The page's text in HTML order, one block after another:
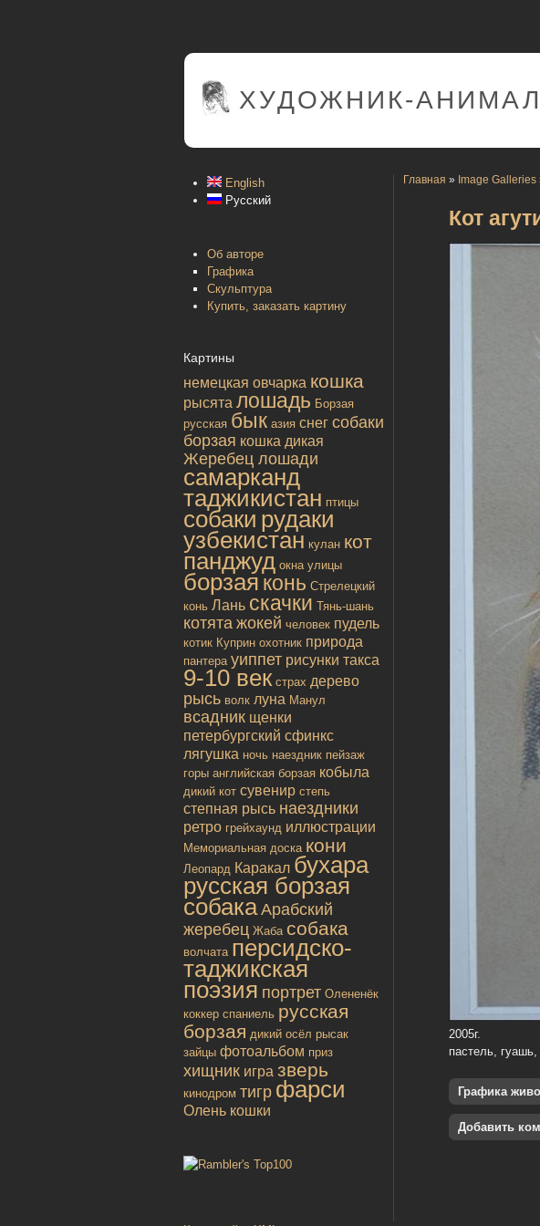
ХУДОЖНИК-
English
Русский
Об авторе
Графика
Скульптура
Купить, заказать картину
Картины
немецкая овчарка кошка
рысята лошадь Борзая
русская бык азия снег собаки
борзая кошка дикая
Жеребец лошади
самарканд
таджикистан птицы
собаки рудаки
узбекистан кулан кот
панджуд окна улицы
борзая конь Стрелецкий
конь Лань скачки Тянь-шань
котята жокей человек пудель
котик Куприн охотник природа
пантера уиппет рисунки такса
9-10 век страх дерево
рысь волк луна Манул
всадник щенки
петербургский сфинкс
лягушка ночь наездник пейзаж
горы английская борзая кобыла
дикий кот сувенир степь
степная рысь наездники
ретро грейхаунд иллюстрации
Мемориальная доска кони
Леопард Каракал бухара
русская борзая
собака Арабский
жеребец Жаба собака
волчата персидско-
таджикская
поэзия портрет Олененёк
коккер спаниель русская
борзая дикий осёл рысак
зайцы фотоальбом приз
хищник игра зверь
кинодром тигр фарси
Олень кошки
Главная » Image Galleries
Кот
2005г.
пастель,
Графика
Добавить